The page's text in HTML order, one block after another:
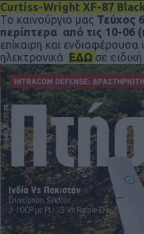
Curtiss-Wright XF-87
Το καινούργιο μας Τεύχος
περίπτερα από τις 10-06
επίκαιρη και
ηλεκτρονικά ΕΔΩ σε ειδική